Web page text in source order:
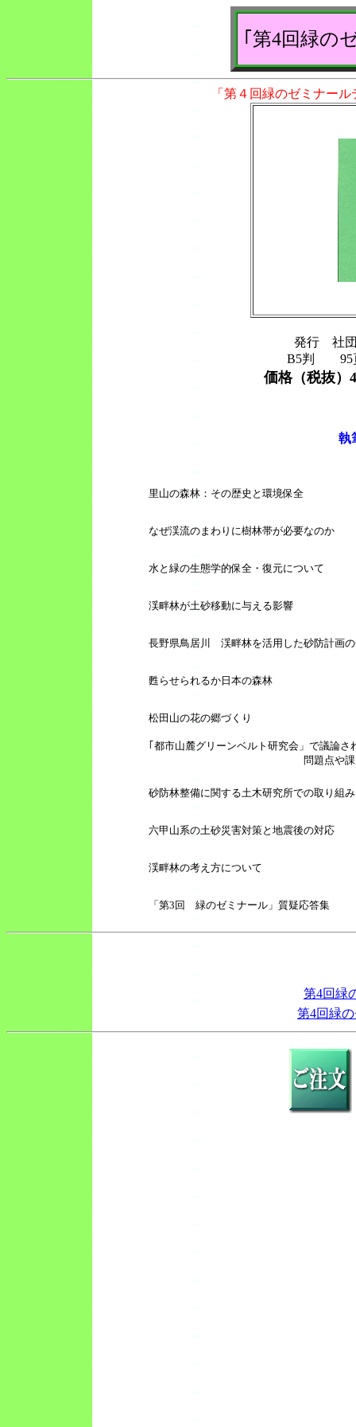
｢第4回緑の
「第４回緑のゼミナー
発行 社団
B5判 95
価格（税抜）
執
里山の森林：その歴史と環境保全
なぜ渓流のまわりに樹林帯が必要なのか
水と緑の生態学的保全・復元について
渓畔林が土砂移動に与える影響
長野県鳥居川 渓畔林を活用した砂防計画
甦らせられるか日本の森林
松田山の花の郷づくり
｢都市山麓グリーンベルト研究会」で議論さ
問題点や課題等に
砂防林整備に関する土木研究所での取り組み
六甲山系の土砂災害対策と地震後の対応
渓畔林の考え方について
「第3回 緑のゼミナール」質疑応答集
第4回緑
第4回緑